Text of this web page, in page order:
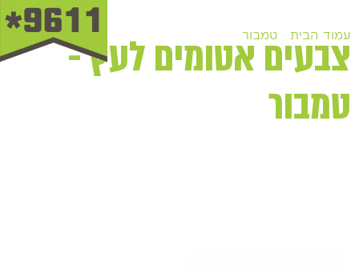
עמוד הבית טמבור / צבעים אטומים לעץ - טמבור
צבעים אטומים לעץ -
טמבור